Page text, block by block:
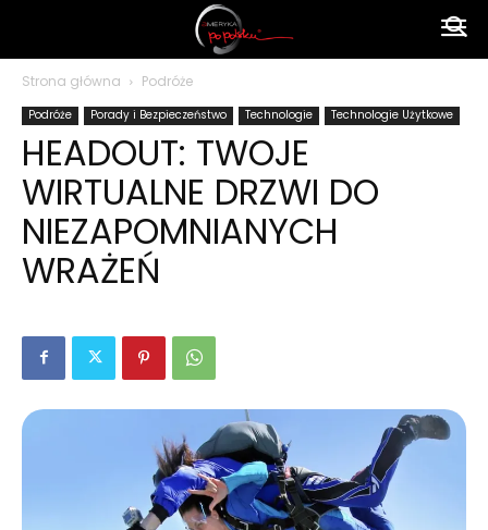
polsku
Strona główna Podróże
Podróże Porady i Bezpieczeństwo Technologie Technologie Użytkowe
HEADOUT: TWOJE
WIRTUALNE DRZWI DO
NIEZAPOMNIANYCH
WRAŻEŃ